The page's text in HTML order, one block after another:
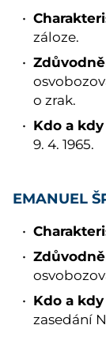
záloze.
o zrak.
Kdo a
9. 4. 1965.
EMANUEL
Kdo a
zasedání